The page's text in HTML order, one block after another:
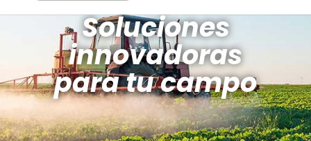
Soluciones
innovadoras
para tu campo